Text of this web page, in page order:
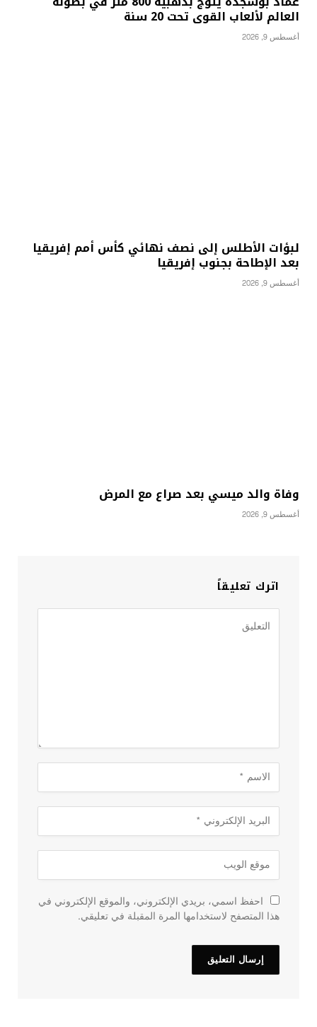
العالم لألعاب القوى تحت 20 سنة
أغسطس 9, 2026
لبؤات الأطلس إلى نصف نهائي كأس أمم إفريقيا
بعد الإطاحة بجنوب إفريقيا
أغسطس 9, 2026
وفاة والد ميسي بعد صراع مع المرض
أغسطس 9, 2026
اترك تعليقاً
احفظ اسمي، بريدي الإلكتروني، والموقع الإلكتروني في
هذا المتصفح لاستخدامها المرة المقبلة في تعليقي.